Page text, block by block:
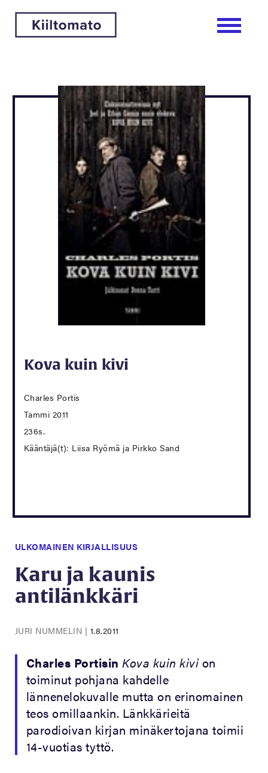
Kova kuin kivi
Charles Portis
Tammi 2011
236s.
Kääntäjä(t): Liisa Ryömä ja Pirkko Sand
ULKOMAINEN KIRJALLISUUS
Karu ja kaunis
antilänkkäri
JURI NUMMELIN | 1.8.2011
Charles Portisin Kova kuin kivion
toiminut pohjana kahdelle
lännenelokuvalle mutta on erinomainen
teos omillaankin. Länkkärieitä
parodioivan kirjan minäkertojana toimii
14-vuotias tyttö.